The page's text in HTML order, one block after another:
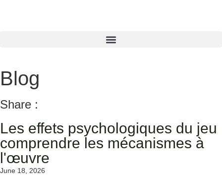
Blog
Share :
Les effets psychologiques du jeu
comprendre les mécanismes à
l'œuvre
June 18, 2026